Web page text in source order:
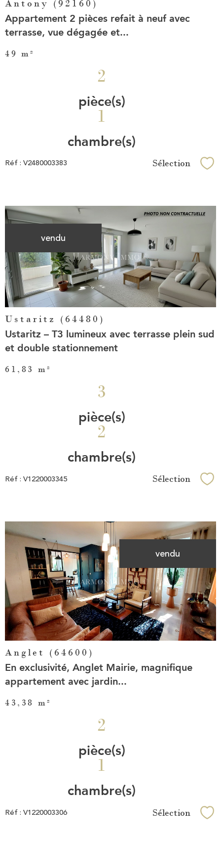
Antony (92160)
Appartement 2 pièces refait à neuf avec
terrasse, vue dégagée et...
49 m²
2
pièce(s)
1
chambre(s)
Réf : V2480003383 Sélection
vendu Voir le
bien
Ustaritz (64480)
Ustaritz – T3 lumineux avec terrasse plein sud
et double stationnement
61,83 m²
3
pièce(s)
2
chambre(s)
Réf : V1220003345 Sélection
vendu
Voir le
bien
Anglet (64600)
En exclusivité, Anglet Mairie, magnifique
appartement avec jardin...
43,38 m²
2
pièce(s)
1
chambre(s)
Réf : V1220003306 Sélection